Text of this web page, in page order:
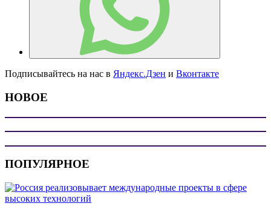
Подписывайтесь на нас в Яндекс.Дзен и Вконтакте
НОВОЕ
ПОПУЛЯРНОЕ